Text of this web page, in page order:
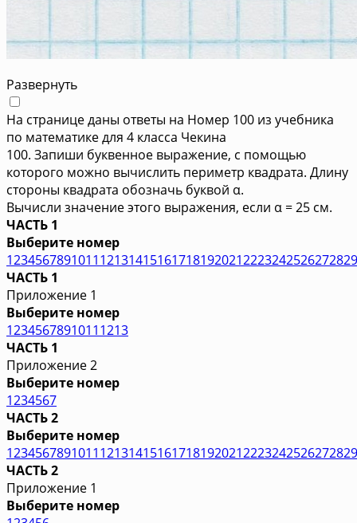
Развернуть
На странице даны ответы на Номер 100 из учебника
по математике для 4 класса Чекина
100. Запиши буквенное выражение, с помощью
которого можно вычислить периметр квадрата. Длину
стороны квадрата обозначь буквой α.
Вычисли значение этого выражения, если α = 25 см.
ЧАСТЬ 1
Выберите номер
1234567891011121314151617181920212223242526272829
ЧАСТЬ 1
Приложение 1
Выберите номер
12345678910111213
ЧАСТЬ 1
Приложение 2
Выберите номер
1234567
ЧАСТЬ 2
Выберите номер
1234567891011121314151617181920212223242526272829
ЧАСТЬ 2
Приложение 1
Выберите номер